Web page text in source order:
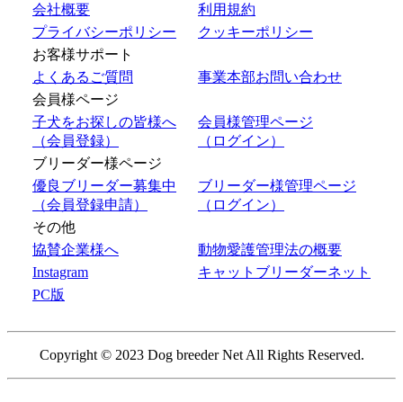
会社概要
利用規約
プライバシーポリシー
クッキーポリシー
お客様サポート
よくあるご質問
事業本部お問い合わせ
会員様ページ
子犬をお探しの皆様へ
（会員登録）
会員様管理ページ
（ログイン）
ブリーダー様ページ
優良ブリーダー募集中
（会員登録申請）
ブリーダー様管理ページ
（ログイン）
その他
協賛企業様へ
動物愛護管理法の概要
Instagram
キャットブリーダーネット
PC版
Copyright © 2023 Dog breeder Net All Rights Reserved.